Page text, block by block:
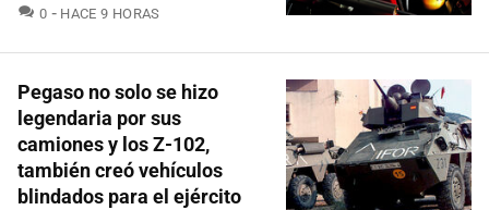
0 COMENTARIOS
HACE 9 HORAS
Pegaso no solo se hizo
legendaria por sus
camiones y los Z-102,
también creó vehículos
blindados para el ejército